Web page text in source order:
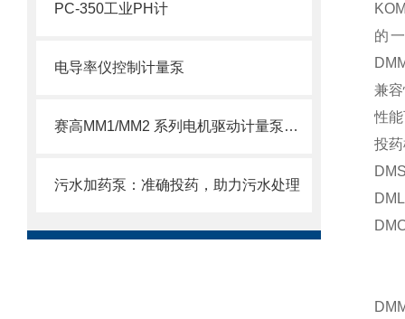
PC-350工业PH计
电导率仪控制计量泵
赛高MM1/MM2 系列电机驱动计量泵使用注意事项
污水加药泵：准确投药，助力污水处理
的
兼
性
投